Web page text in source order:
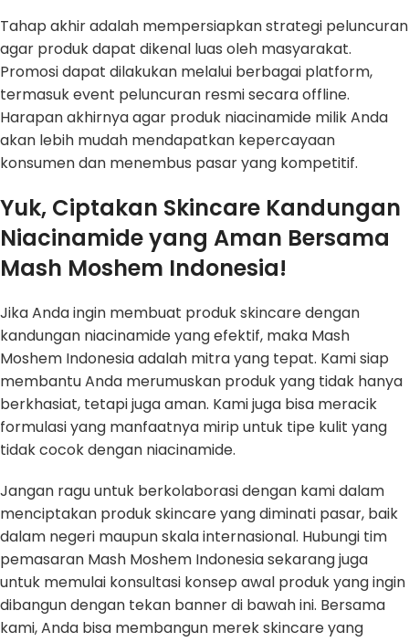
Tahap akhir adalah mempersiapkan strategi peluncuran
agar produk dapat dikenal luas oleh masyarakat.
Promosi dapat dilakukan melalui berbagai platform,
termasuk event peluncuran resmi secara offline.
Harapan akhirnya agar produk niacinamide milik Anda
akan lebih mudah mendapatkan kepercayaan
konsumen dan menembus pasar yang kompetitif.
Yuk, Ciptakan Skincare Kandungan
Niacinamide yang Aman Bersama
Mash Moshem Indonesia!
Jika Anda ingin membuat produk skincare dengan
kandungan niacinamide yang efektif, maka Mash
Moshem Indonesia adalah mitra yang tepat. Kami siap
membantu Anda merumuskan produk yang tidak hanya
berkhasiat, tetapi juga aman. Kami juga bisa meracik
formulasi yang manfaatnya mirip untuk tipe kulit yang
tidak cocok dengan niacinamide.
Jangan ragu untuk berkolaborasi dengan kami dalam
menciptakan produk skincare yang diminati pasar, baik
dalam negeri maupun skala internasional. Hubungi tim
pemasaran Mash Moshem Indonesia sekarang juga
untuk memulai konsultasi konsep awal produk yang ingin
dibangun dengan tekan banner di bawah ini. Bersama
kami, Anda bisa membangun merek skincare yang